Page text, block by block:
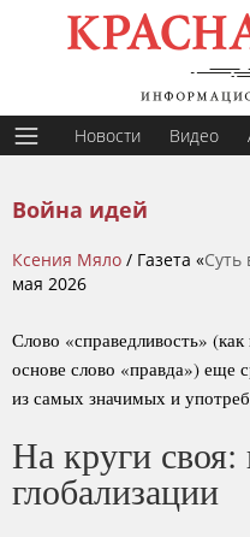
Новости Видео
Война идей
Ксения Мяло / Газета «
мая 2026
Слово «справедливость»
основе слово «правда») еще
из самых значимых и
На круги
глобализации